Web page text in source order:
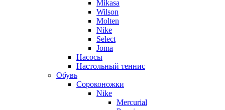
Mikasa
Wilson
Molten
Nike
Select
Joma
Насосы
Настольный теннис
Обувь
Сороконожки
Nike
Mercurial